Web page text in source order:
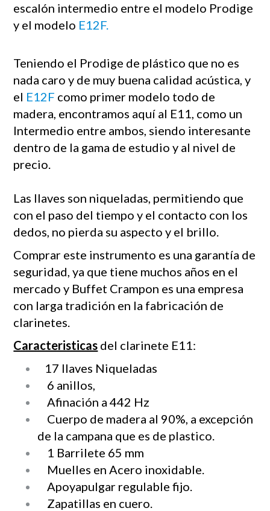
escalón intermedio entre el modelo Prodige
y el modelo E12F.
Teniendo el Prodige de plástico que no es
nada caro y de muy buena calidad acústica, y
el E12F como primer modelo todo de
madera, encontramos aquí al E11, como un
Intermedio entre ambos, siendo interesante
dentro de la gama de estudio y al nivel de
precio.
Las llaves son niqueladas, permitiendo que
con el paso del tiempo y el contacto con los
dedos, no pierda su aspecto y el brillo.
Comprar este instrumento es una garantía de
seguridad, ya que tiene muchos años en el
mercado y Buffet Crampon es una empresa
con larga tradición en la fabricación de
clarinetes.
Caracteristicas del clarinete E11:
17 llaves Niqueladas
6 anillos,
Afinación a 442 Hz
Cuerpo de madera al 90%, a excepción
de la campana que es de plastico.
1 Barrilete 65 mm
Muelles en Acero inoxidable.
Apoyapulgar regulable fijo.
Zapatillas en cuero.